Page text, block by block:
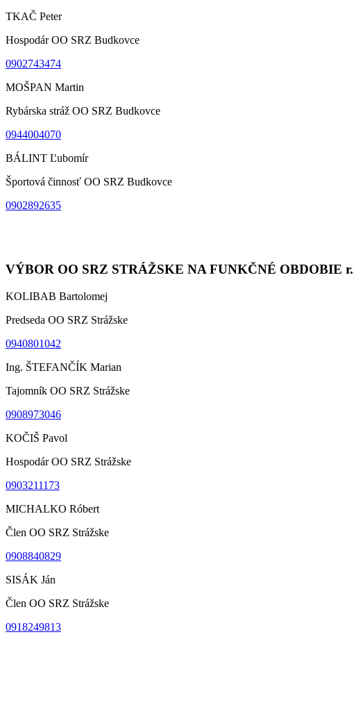
TKAČ Peter
Hospodár OO SRZ Budkovce
0902743474
MOŠPAN Martin
Rybárska stráž OO SRZ Budkovce
0944004070
BÁLINT Ľubomír
Športová činnosť OO SRZ Budkovce
0902892635
VÝBOR OO SRZ STRÁŽSKE NA FUNKČNÉ OBDOBIE
KOLIBAB Bartolomej
Predseda OO SRZ Strážske
0940801042
Ing. ŠTEFANČÍK Marian
Tajomník OO SRZ Strážske
0908973046
KOČIŠ Pavol
Hospodár OO SRZ Strážske
0903211173
MICHALKO Róbert
Člen OO SRZ Strážske
0908840829
SISÁK Ján
Člen OO SRZ Strážske
0918249813